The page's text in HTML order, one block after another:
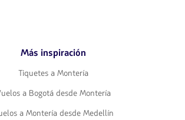
Más inspiración
Tiquetes a Montería
a Bogotá desde Montería
a Montería desde Medellín